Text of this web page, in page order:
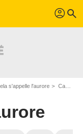
profil search
s'appelle l'aurore Casting Cela s'appelle l'aurore